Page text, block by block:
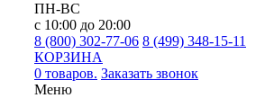
ПН-ВС
с 10:00 до 20:00
8 (800) 302-77-06 8 (499) 348-15-11
КОРЗИНА
0 товаров. Заказать звонок
Меню